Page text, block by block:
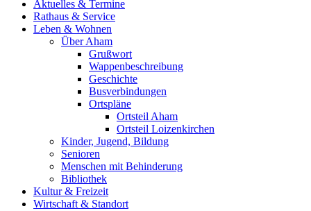
Aktuelles & Termine
Rathaus & Service
Leben & Wohnen
Über Aham
Grußwort
Wappenbeschreibung
Geschichte
Busverbindungen
Ortspläne
Ortsteil Aham
Ortsteil Loizenkirchen
Kinder, Jugend, Bildung
Senioren
Menschen mit Behinderung
Bibliothek
Kultur & Freizeit
Wirtschaft & Standort